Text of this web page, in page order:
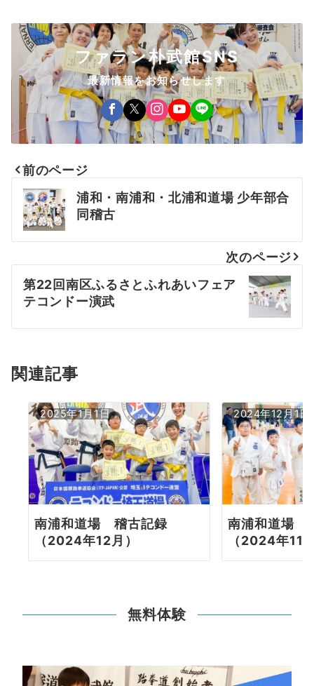
ファラン朴武館SNS
最新情報をお知らせします
投
稿
ナ
ビ
ゲ
ョ
ン
前のページ
浦和・南浦和・北浦和道場 少年部合
同稽古
次のページ
第22回南区ふるさとふれあいフェア
テコンドー演武
関連記事
2025年1月1日
南浦和道場 稽古記録
（2024年12月）
2024年12月1日
南浦和道場
（2024年11
無料体験